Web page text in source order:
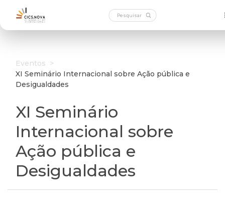
Eventos >
XI Seminário Internacional sobre Ação pública e
Desigualdades
XI Seminário
Internacional sobre
Ação pública e
Desigualdades